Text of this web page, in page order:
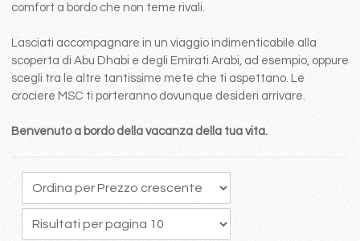
comfort a bordo che non teme rivali.
Lasciati accompagnare in un viaggio indimenticabile alla
scoperta di Abu Dhabi e degli Emirati Arabi, ad esempio, oppure
scegli tra le altre tantissime mete che ti aspettano. Le
crociere MSC ti porteranno dovunque desideri arrivare.
Benvenuto a bordo della vacanza della tua vita.